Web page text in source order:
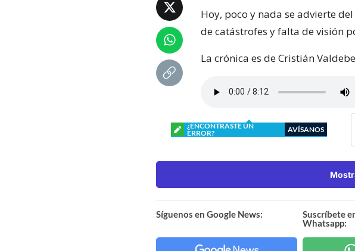
Hoy, poco y nada se advierte
de catástrofes y falta de visión
La crónica es de Cristián
¿ENCONTRASTE UN
ERROR?
AVÍSANOS
Síguenos en Google News:
Suscríbete
Whatsapp: